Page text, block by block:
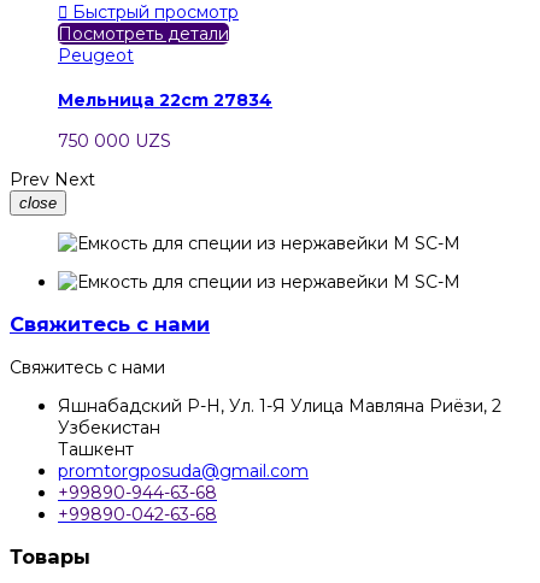
 Быстрый просмотр
Посмотреть детали
Peugeot
Мельница 22cm 27834
750 000 UZS
Prev Next
close
Свяжитесь с нами
Свяжитесь с нами
Яшнабадский Р-Н, Ул. 1-Я Улица Мавляна Риёзи, 2
Узбекистан
Ташкент
promtorgposuda@gmail.com
+99890-944-63-68
+99890-042-63-68
Товары